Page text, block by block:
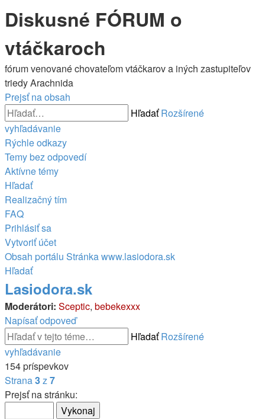
Diskusné FÓRUM o
vtáčkaroch
fórum venované chovateľom vtáčkarov a iných zastupiteľov
triedy Arachnida
Prejsť na obsah
Hľadať Rozšírené
vyhľadávanie
Rýchle odkazy
Temy bez odpovedí
Aktívne témy
Hľadať
Realizačný tím
FAQ
Prihlásiť sa
Vytvoriť účet
Obsah portálu Stránkawww.lasiodora.sk
Hľadať
Lasiodora.sk
Moderátori: Sceptic, bebekexxx
Napísať odpoveď
Hľadať Rozšírené
vyhľadávanie
154 príspevkov
Strana3z7
Prejsť na stránku: